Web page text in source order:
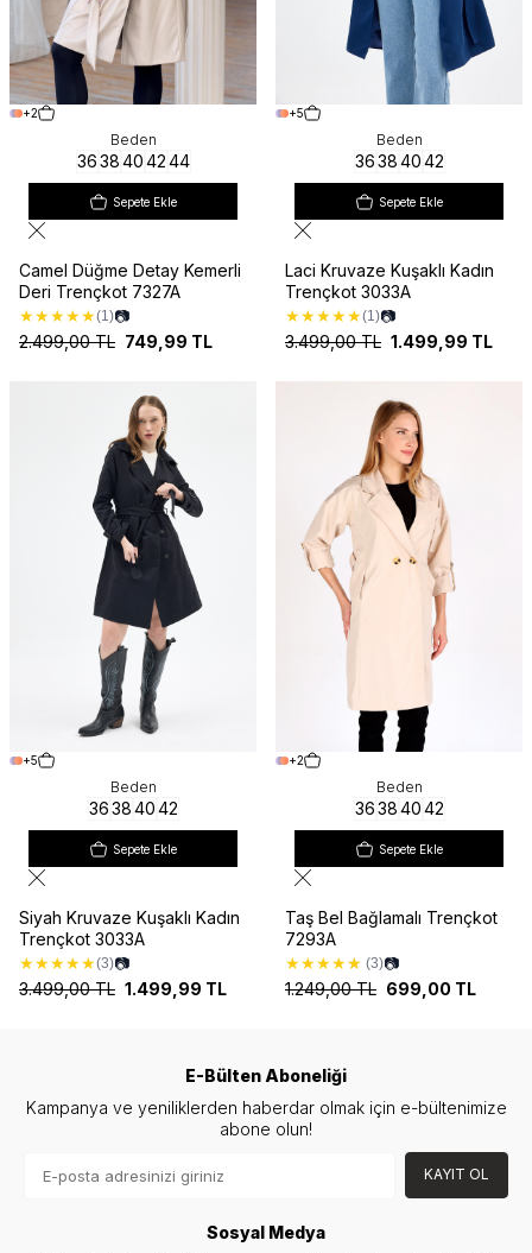
+2
Beden
3638404244
Sepete Ekle
Camel Düğme Detay Kemerli
Deri Trençkot 7327A
★★★★★(1)📷
2.499,00TL 749,99 TL
+5
Beden
36384042
Sepete Ekle
Laci Kruvaze Kuşaklı Kadın
Trençkot 3033A
★★★★★(1)📷
3.499,00TL 1.499,99 TL
+5
Beden
36384042
Sepete Ekle
Siyah Kruvaze Kuşaklı Kadın
Trençkot 3033A
★★★★★(3)📷
3.499,00TL 1.499,99 TL
+2
Beden
36384042
Sepete Ekle
Taş Bel Bağlamalı Trençkot
7293A
★★★★★ (3)📷
1.249,00TL 699,00 TL
E-Bülten Aboneliği
Kampanya ve yeniliklerden haberdar olmak için e-bültenimize
abone olun!
KAYIT OL
Sosyal Medya